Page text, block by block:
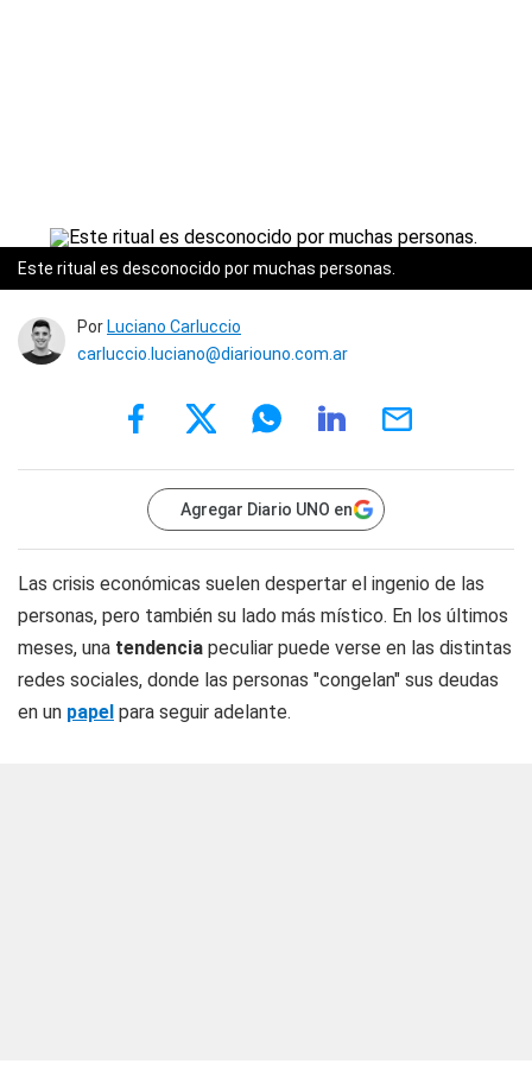
Este ritual es desconocido por muchas personas.
Por Luciano Carluccio
carluccio.luciano@diariouno.com.ar
Agregar Diario UNO en
Las crisis económicas suelen despertar el ingenio de las
personas, pero también su lado más místico. En los últimos
meses, una tendencia peculiar puede verse en las distintas
redes sociales, donde las personas "congelan" sus deudas
en un papel para seguir adelante.